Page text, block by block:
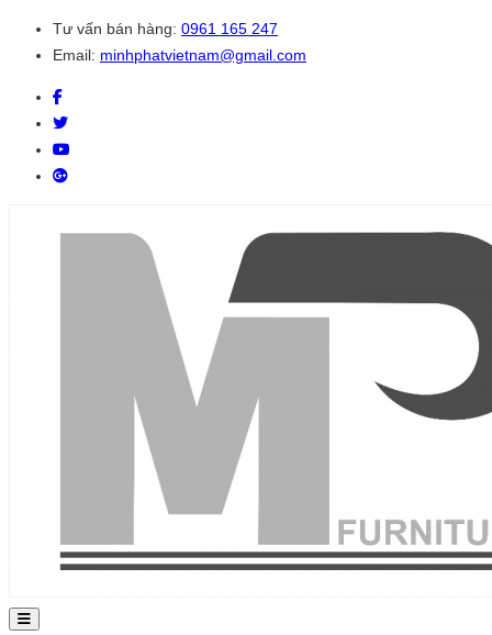
Tư vấn bán hàng: 0961 165 247
Email: minhphatvietnam@gmail.com